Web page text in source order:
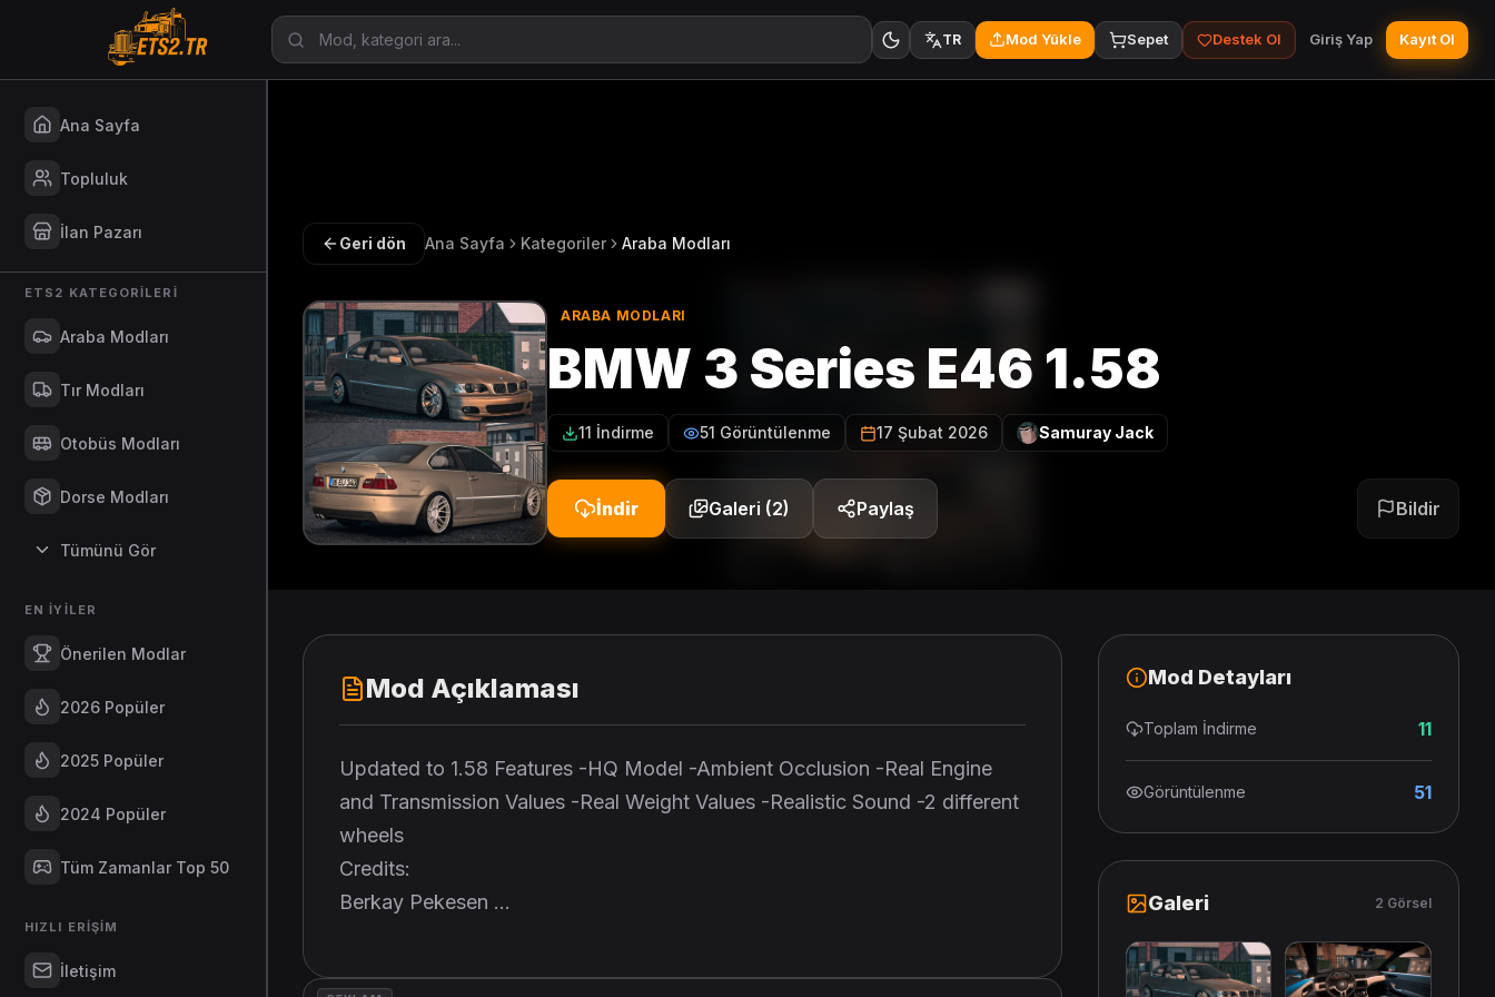
TR Mod Yükle Sepet Destek Ol Giriş Yap Kayıt Ol
Ana Sayfa
Topluluk
İlan Pazarı
ETS2 KATEGORILERI
Araba Modları
Tır Modları
Otobüs Modları
Dorse Modları
Tümünü Gör
EN İYILER
Önerilen Modlar
2026 Popüler
2025 Popüler
2024 Popüler
Tüm Zamanlar Top 50
HIZLI ERIŞIM
İletişim
Geri dön Ana Sayfa Kategoriler Araba Modları
ARABA MODLARI
BMW 3 Series E46 1.58
11 İndirme 51 Görüntülenme 17 Şubat 2026 Samuray Jack
İndir Galeri (2) Paylaş Bildir
Mod Açıklaması
Updated to 1.58 Features -HQ Model -Ambient Occlusion -Real Engine
and Transmission Values -Real Weight Values -Realistic Sound -2 different
wheels
Credits:
Berkay Pekesen ...
Mod Detayları
Toplam İndirme 11
Görüntülenme 51
Galeri 2 Görsel